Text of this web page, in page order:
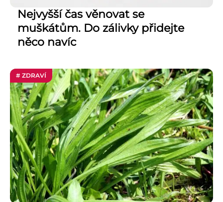
Nejvyšší čas věnovat se
muškátům. Do zálivky přidejte
něco navíc
# ZDRAVÍ